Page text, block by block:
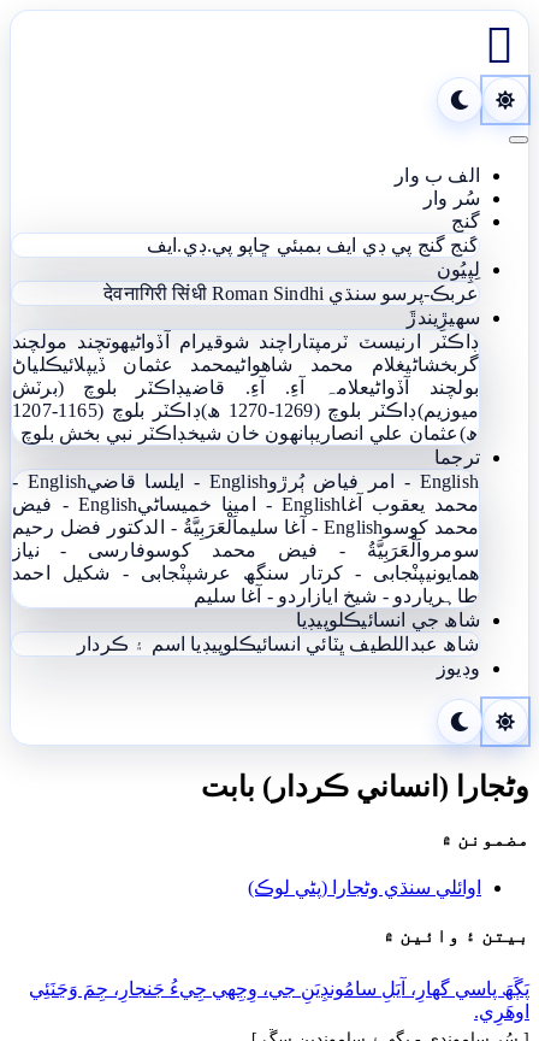

Toggle navigation
الف ب وار
سُر وار
گنج
گنج گنج پي ڊي ايف بمبئي ڇاپو پي.ڊي.ايف
لِپِيُون
عربڪ-پرسو سنڌي
देवनागिरी सिंधी Roman Sindhi
سھيڙِيندڙَ
ڊاڪٽر ارنيسٽ ٽرمپتاراچند شوقيرام آڏواڻيھوتچند مولچند
گربخشاڻيغلام محمد شاھواڻيمحمد عثمان ڏيپلائيڪلياڻ
بولچند آڏواڻيعلامہ آءِ. آءِ. قاضيڊاڪٽر بلوچ (برٽش
ميوزيم)ڊاڪٽر بلوچ (1269-1270 ھ)
ڊاڪٽر بلوچ (1165-1207
ھ)عثمان علي انصاريٻانهون خان شيخڊاڪٽر نبي بخش بلوچ
ترجما
English - امر فياض ٻُرڙو
English - ايلسا قاضي
English -
محمد يعقوب آغاEnglish - امينا خميساڻي
English - فيض
محمد کوسوEnglish - آغا سليم
اَلْعَرَبِيَّةُ - الدکتور فضل رحیم
سومرو اَلْعَرَبِيَّةُ - فيض محمد کوسوفارسی - نياز
ھمايونيپنْجابی - کرتار سنگھ عرشپنْجابی - شکیل احمد
طاہریاردو - شيخ اياز اردو - آغا سليم
شاھ جي انسائيڪلوپيڊيا
شاھ عبداللطيف ڀٽائي انسائيڪلوپيڊيا اسم ۽ ڪردار
وڊيوز
وڻجارا (انساني ڪردار) بابت
مضمونن ۾
اوائلي سنڌي وڻجارا (پڻي لوڪ)
بيتن ۽ وائين ۾
پَڳَھَ پاسي گهارِ، آيَلِ سامُونڊِيَنِ جي، وِجِهي جِيءُ جَنجارِ، جِمَ وَڃَنَئِي
اوھَرِي.